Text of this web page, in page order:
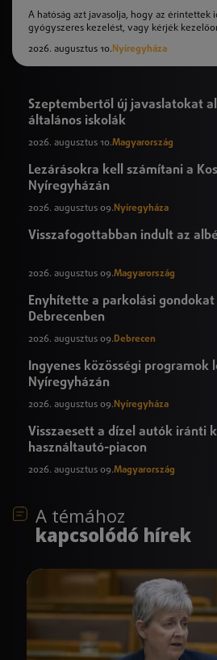
A hatóság azt javasolja, hogy az érintettek
gyógyszeres kezelést, vagy kérjék
2026. augusztus 10. Nyíregyháza
Szeptembertől új javaslatokat
általános iskolák
2026. augusztus 10.Magyarország
Lezárásokra kell számítani a
Nyíregyházán
2026. augusztus 09. Nyíregyháza
Visszafogottabban indult az
2026. augusztus 09.Magyarország
Enyhítette a parkolási gondokat
Debrecenben
2026. augusztus 09.Debrecen
Ingyenes közösségi programok
Nyíregyházán
2026. augusztus 09. Nyíregyháza
Visszaesett a dízel autók iránti
használtautó-piacon
2026. augusztus 09.Magyarország
A témához
kapcsolódó hírek